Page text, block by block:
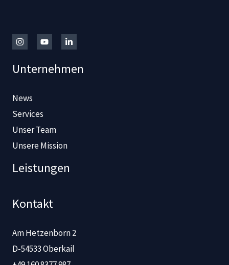
Unternehmen
News
Services
Unser Team
Unsere Mission
Leistungen
Kontakt
Am Hetzenborn 2
D-54533 Oberkail